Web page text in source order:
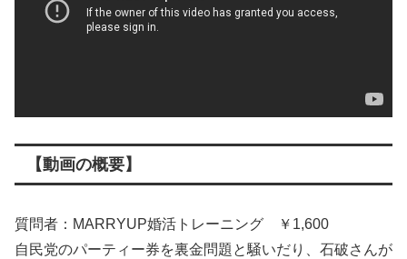
【動画の概要】
質問者：MARRYUP婚活トレーニング ￥1,600
自民党のパーティー券を裏金問題と騒いだり、石破さんが